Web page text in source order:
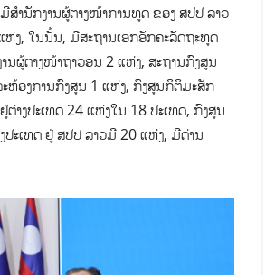
ສໍານັກງານຜູ້ຕາງໜ້າການທູດ ຂອງ ສປປ ລາວ
ຫ່ງ, ໃນນັ້ນ, ມີສະຖານເອກອັກຄະລັດຖະທູດ
ນຜູ້ຕາງໜ້າຖາວອນ 2 ແຫ່ງ, ສະຖານກົງສູນ
ຫ້ອງການກົງສູນ 1 ແຫ່ງ, ກົງສູນກິຕິມະສັກ
າງປະເທດ 24 ແຫ່ງໃນ 18 ປະເທດ, ກົງສູນ
ປະເທດ ຢູ່ ສປປ ລາວມີ 20 ແຫ່ງ, ມີດ່ານ